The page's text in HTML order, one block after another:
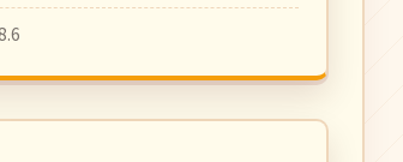
全 8 集